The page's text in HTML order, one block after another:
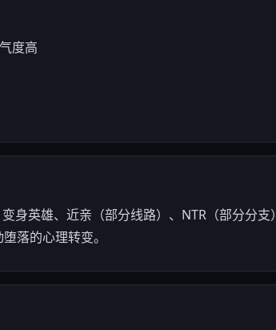
度高
身英雄、近亲（部分线路）、NTR（部分分
落的心理转变。